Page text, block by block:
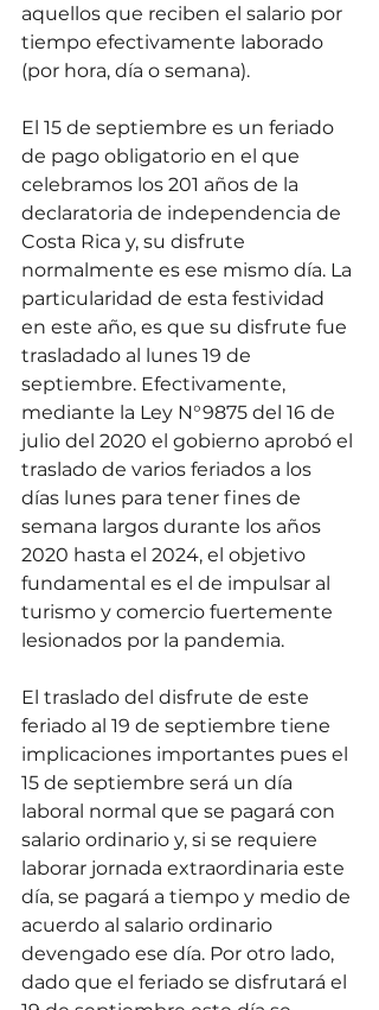
aquellos que reciben el salario por
tiempo efectivamente laborado
(por hora, día o semana).
El 15 de septiembre es un feriado
de pago obligatorio en el que
celebramos los 201 años de la
declaratoria de independencia de
Costa Rica y, su disfrute
normalmente es ese mismo día. La
particularidad de esta festividad
en este año, es que su disfrute fue
trasladado al lunes 19 de
septiembre. Efectivamente,
mediante la Ley N°9875 del 16 de
julio del 2020 el gobierno aprobó el
traslado de varios feriados a los
días lunes para tener fines de
semana largos durante los años
2020 hasta el 2024, el objetivo
fundamental es el de impulsar al
turismo y comercio fuertemente
lesionados por la pandemia.
El traslado del disfrute de este
feriado al 19 de septiembre tiene
implicaciones importantes pues el
15 de septiembre será un día
laboral normal que se pagará con
salario ordinario y, si se requiere
laborar jornada extraordinaria este
día, se pagará a tiempo y medio de
acuerdo al salario ordinario
devengado ese día. Por otro lado,
dado que el feriado se disfrutará el